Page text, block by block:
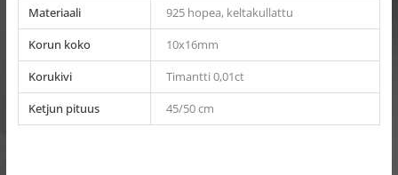
Materiaali
925 hopea, keltakullattu
Korun koko
10x16mm
Korukivi
Timantti 0,01ct
Ketjun pituus
45/50 cm